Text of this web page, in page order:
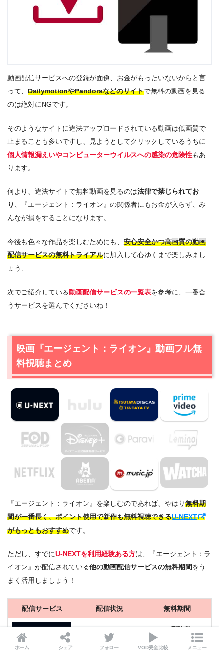
動画配信サービスへの登録が面倒、お金がもったいないからと言
って、 DailymotionやPandoraなどのサイトで無料の動画を見る
のは絶対にNGです。
そのようなサイトに違法アップロードされている動画は低画質で
止まることも多いですし、見ようとしてクリックしているうちに
個人情報漏えいやコンピューターウイルスへの感染の危険性もあ
ります。
何より、違法サイトで無料動画を見るのは法律で禁じられてお
り 、『エージェント：ライオン』の関係者にもお金が入らず、み
んなが損をすることになります。
今後も色々な作品を楽しむためにも、 安心安全かつ高画質の動画
配信サービスの無料トライアルに加入して心ゆくまで楽しみまし
ょう。
次でご紹介している動画配信サービスの一覧表を参考に、一番合
うサービスを選んでくださいね！
映画『エージェント：ライオン』動画フル無
料視聴まとめ
『エージェント：ライオン』を楽しむのであれば、やはり無料期
間が一番長く、ポイント使用で新作も無料視聴できるU-NEXT
がもっともおすすめです。
ただし、すでにU-NEXTを利用経験ある方は、『エージェント：ラ
イオン』が配信されている他の動画配信サービスの無料期間をう
まく活用しましょう！
配信サービス 配信状況 無料期間
レンタル
31日間無料
無料で見る
ホーム シェア フォロー VOD完全比較 メニュー